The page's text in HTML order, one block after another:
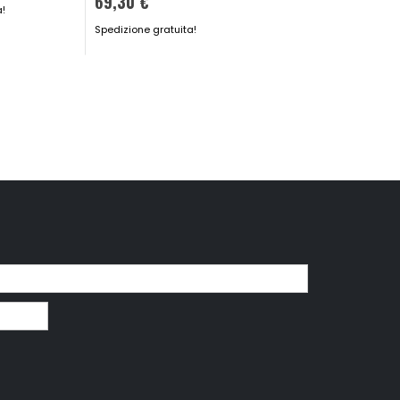
Spedizione gratuita!